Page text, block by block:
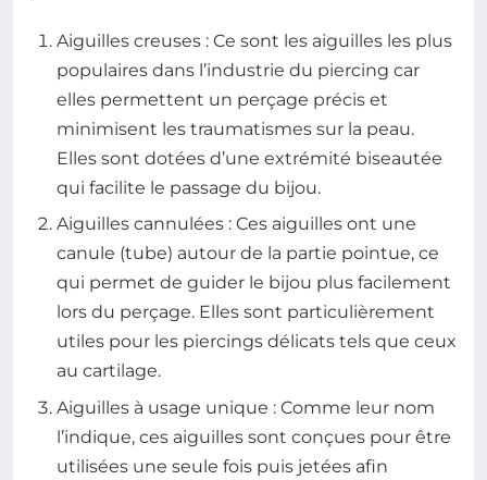
Aiguilles creuses : Ce sont les aiguilles les plus
populaires dans l’industrie du piercing car
elles permettent un perçage précis et
minimisent les traumatismes sur la peau.
Elles sont dotées d’une extrémité biseautée
qui facilite le passage du bijou.
Aiguilles cannulées : Ces aiguilles ont une
canule (tube) autour de la partie pointue, ce
qui permet de guider le bijou plus facilement
lors du perçage. Elles sont particulièrement
utiles pour les piercings délicats tels que ceux
au cartilage.
Aiguilles à usage unique : Comme leur nom
l’indique, ces aiguilles sont conçues pour être
utilisées une seule fois puis jetées afin